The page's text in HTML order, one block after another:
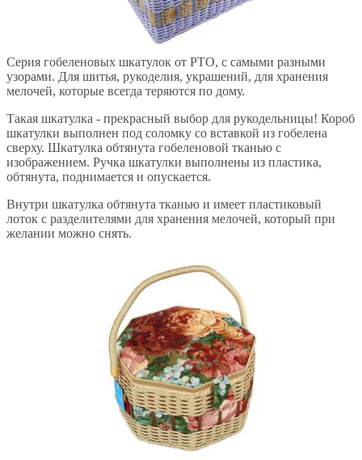
Серия гобеленовых шкатулок от РТО, с самыми разными
узорами. Для шитья, рукоделия, украшений, для хранения
мелочей, которые всегда теряются по дому.
Такая шкатулка - прекрасный выбор для рукодельницы! Короб
шкатулки выполнен под соломку со вставкой из гобелена
сверху. Шкатулка обтянута гобеленовой тканью с
изображением. Ручка шкатулки выполнены из пластика,
обтянута, поднимается и опускается.
Внутри шкатулка обтянута тканью и имеет пластиковый
лоток с разделителями для хранения мелочей, который при
желании можно снять.